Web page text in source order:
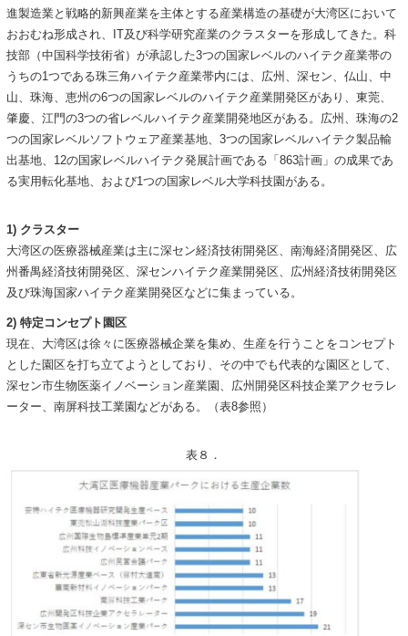
進製造業と戦略的新興産業を主体とする産業構造の基礎が大湾区において
おおむね形成され、IT及び科学研究産業のクラスターを形成してきた。科
技部（中国科学技術省）が承認した3つの国家レベルのハイテク産業帯の
うちの1つである珠三角ハイテク産業帯内には、広州、深セン、仏山、中
山、珠海、恵州の6つの国家レベルのハイテク産業開発区があり、東莞、
肇慶、江門の3つの省レベルハイテク産業開発地区がある。広州、珠海の2
つの国家レベルソフトウェア産業基地、3つの国家レベルハイテク製品輸
出基地、12の国家レベルハイテク発展計画である「863計画」の成果であ
る実用転化基地、および1つの国家レベル大学科技園がある。
1) クラスター
大湾区の医療器械産業は主に深セン経済技術開発区、南海経済開発区、広
州番禺経済技術開発区、深センハイテク産業開発区、広州経済技術開発区
及び珠海国家ハイテク産業開発区などに集まっている。
2) 特定コンセプト園区
現在、大湾区は徐々に医療器械企業を集め、生産を行うことをコンセプト
とした園区を打ち立てようとしており、その中でも代表的な園区として、
深セン市生物医薬イノベーション産業園、広州開発区科技企業アクセラレ
ーター、南屏科技工業園などがある。（表8参照）
表８．